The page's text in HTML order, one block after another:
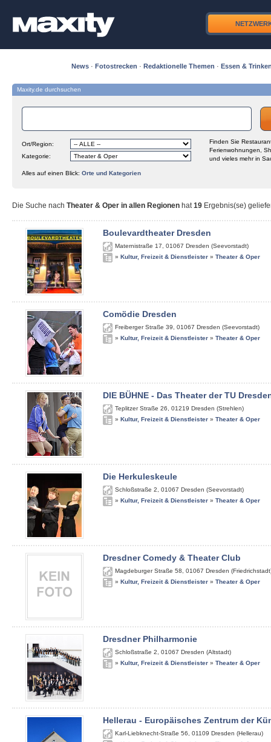
News · Fotostrecken · Redaktionelle Themen · Essen &
Maxity.de durchsuchen
Ort/Region:
Kategorie:
Finden Sie
Ferienwohnungen,
und vieles mehr in
Alles auf einen Blick: Orte und Kategorien
Die Suche nach Theater & Oper in allen Regionen hat19 Ergebnis(se)
Boulevardtheater Dresden
Maternistraße 17 01067 Dresden (Seevorstadt)
» Kultur, Freizeit & Dienstleister » Theater & Oper
Comödie Dresden
Freiberger Straße 39 01067 Dresden (Seevorstadt)
» Kultur, Freizeit & Dienstleister » Theater & Oper
DIE BÜHNE - Das Theater der TU
Teplitzer Straße 26 01219 Dresden (Strehlen)
» Kultur, Freizeit & Dienstleister » Theater & Oper
Die Herkuleskeule
Schloßstraße 2 01067 Dresden (Seevorstadt)
» Kultur, Freizeit & Dienstleister » Theater & Oper
Dresdner Comedy & Theater Club
Magdeburger Straße 58 01067 Dresden
» Kultur, Freizeit & Dienstleister » Theater & Oper
Dresdner Philharmonie
Schloßstraße 2 01067 Dresden (Altstadt)
» Kultur, Freizeit & Dienstleister » Theater & Oper
Hellerau - Europäisches Zentrum der
Karl-Liebknecht-Straße 56 01109 Dresden (Hellerau)